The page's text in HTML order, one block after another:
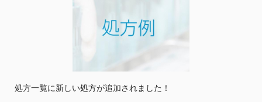
処方一覧に新しい処方が追加されました！